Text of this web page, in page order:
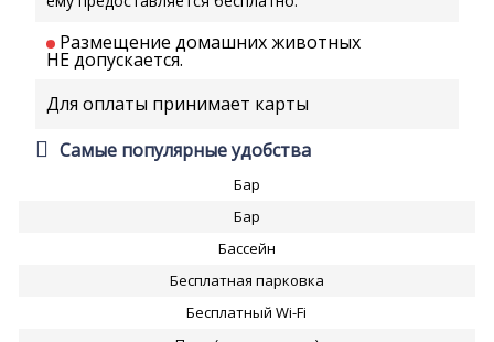
Размещение домашних животных
НЕ допускается.
Для оплаты принимает карты
Самые популярные удобства
Бар
Бар
Бассейн
Бесплатная парковка
Бесплатный Wi-Fi